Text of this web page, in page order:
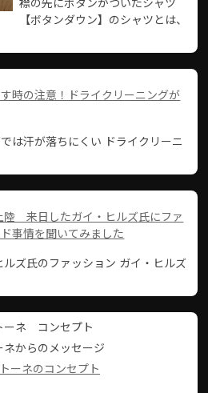
襟の先にボタンがついたシャツ
【ボタンダウン】のシャツとは、
時の注意！ドライクリーニングが
は汗が落ちにくい ドライクリーニ
陸 来日したガイ・ヒルズ氏にファ
事情を聞いてみました
ズ氏のファッション ガイ・ヒルズ
ーネのコンセプト